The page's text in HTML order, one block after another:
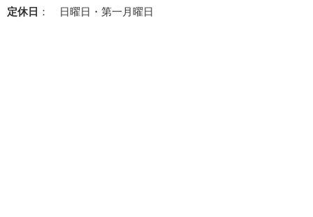
定休日 ： 日曜日・第一月曜日